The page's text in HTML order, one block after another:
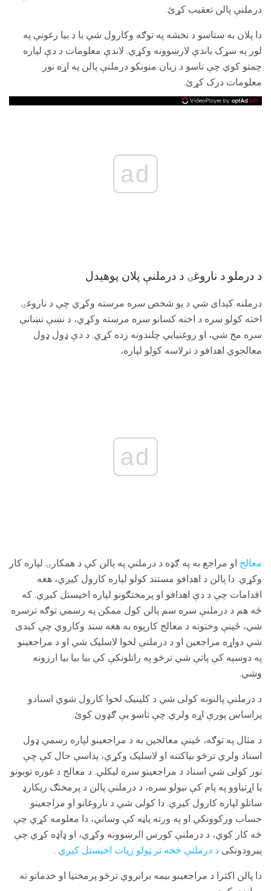
درملنې پالن تعقيب کړئ.
دا پلان به ستاسو د نخشه په توګه وکارول شي یا د بیا رغونې په
لور په سړک باندې لارښوونه وکړي. لاندې معلومات د دې لپاره
چمتو کوي چې تاسو د زیان منونکو درملنې پالن په اړه نور
معلومات درک کړئ.
ad
د درملو د ناروغۍ د درملنې پلان پوهیدل
درملنه کېدای شي د یو شخص سره مرسته وکړي چې د ناروغۍ
اخته کولو سره د اخته کسانو سره مرسته وکړي، د نښې نښانې
سره مخ شي، او روغتیايي چلندونه زده کړي. د دې ډول ډول
معالجوي اهدافو د ترلاسه کولو لپاره،
ad
معالج او مراجع به په ګډه د درملنې په پالن کې د همکارۍ لپاره کار
وکړي. دا پالن د اهدافو مستند کولو لپاره کارول کیږي، هغه
اقدامات چې د دې اهدافو او پرمختګونو لپاره اخیستل کیږي. که
څه هم د درملنې سره سم پالن کول ممکن په رسمي توګه ترسره
شي، ځینې وختونه د معالج کارپوه به هغه سند وکاروي چې کیدی
شي دواړه مراجعین او د درملنې لخوا لاسلیک شي او د مراجعینو
په دوسیه کې پاتې شي ترڅو په راتلونکې کې بیا بیا بیا ارزونه
وشي.
د درملنې پالنونه کولی شي د کلینیک لخوا کارول شوي اسنادو
پراساس پورې اړه ولري چې تاسو یې ګډون کوئ.
د مثال په توګه، ځینې معالجین به د مراجعینو لپاره رسمي ډول
اسناد ولري ترڅو بیاکتنه او لاسلیک وکړي، پداسې حال کې چې
نور کولی شي اسناد د مراجعینو سره لیکلي. د معالج د غوره توبونو
یا اړتیاوو په پام کې نیولو سره، د درملنې پالن د پرمختګ ریکارډ
ساتلو لپاره کارول کیږي. دا کولی شي د ناروغانو او مراجعینو
حساب ورکوونکي او په ورته پاڼه کې وساتي، دا معلومه کړي چې
څه کار کوي، د درملنې کورس الرښوونه وکړي، او ډاډه کړي چې
پیرودونکی د درملنې څخه تر ټولو زیات اخیستل کیږي .
دا پالن اکثرا د مراجعینو بیمه برابروي ترڅو پرمختیا او خدماتو ته